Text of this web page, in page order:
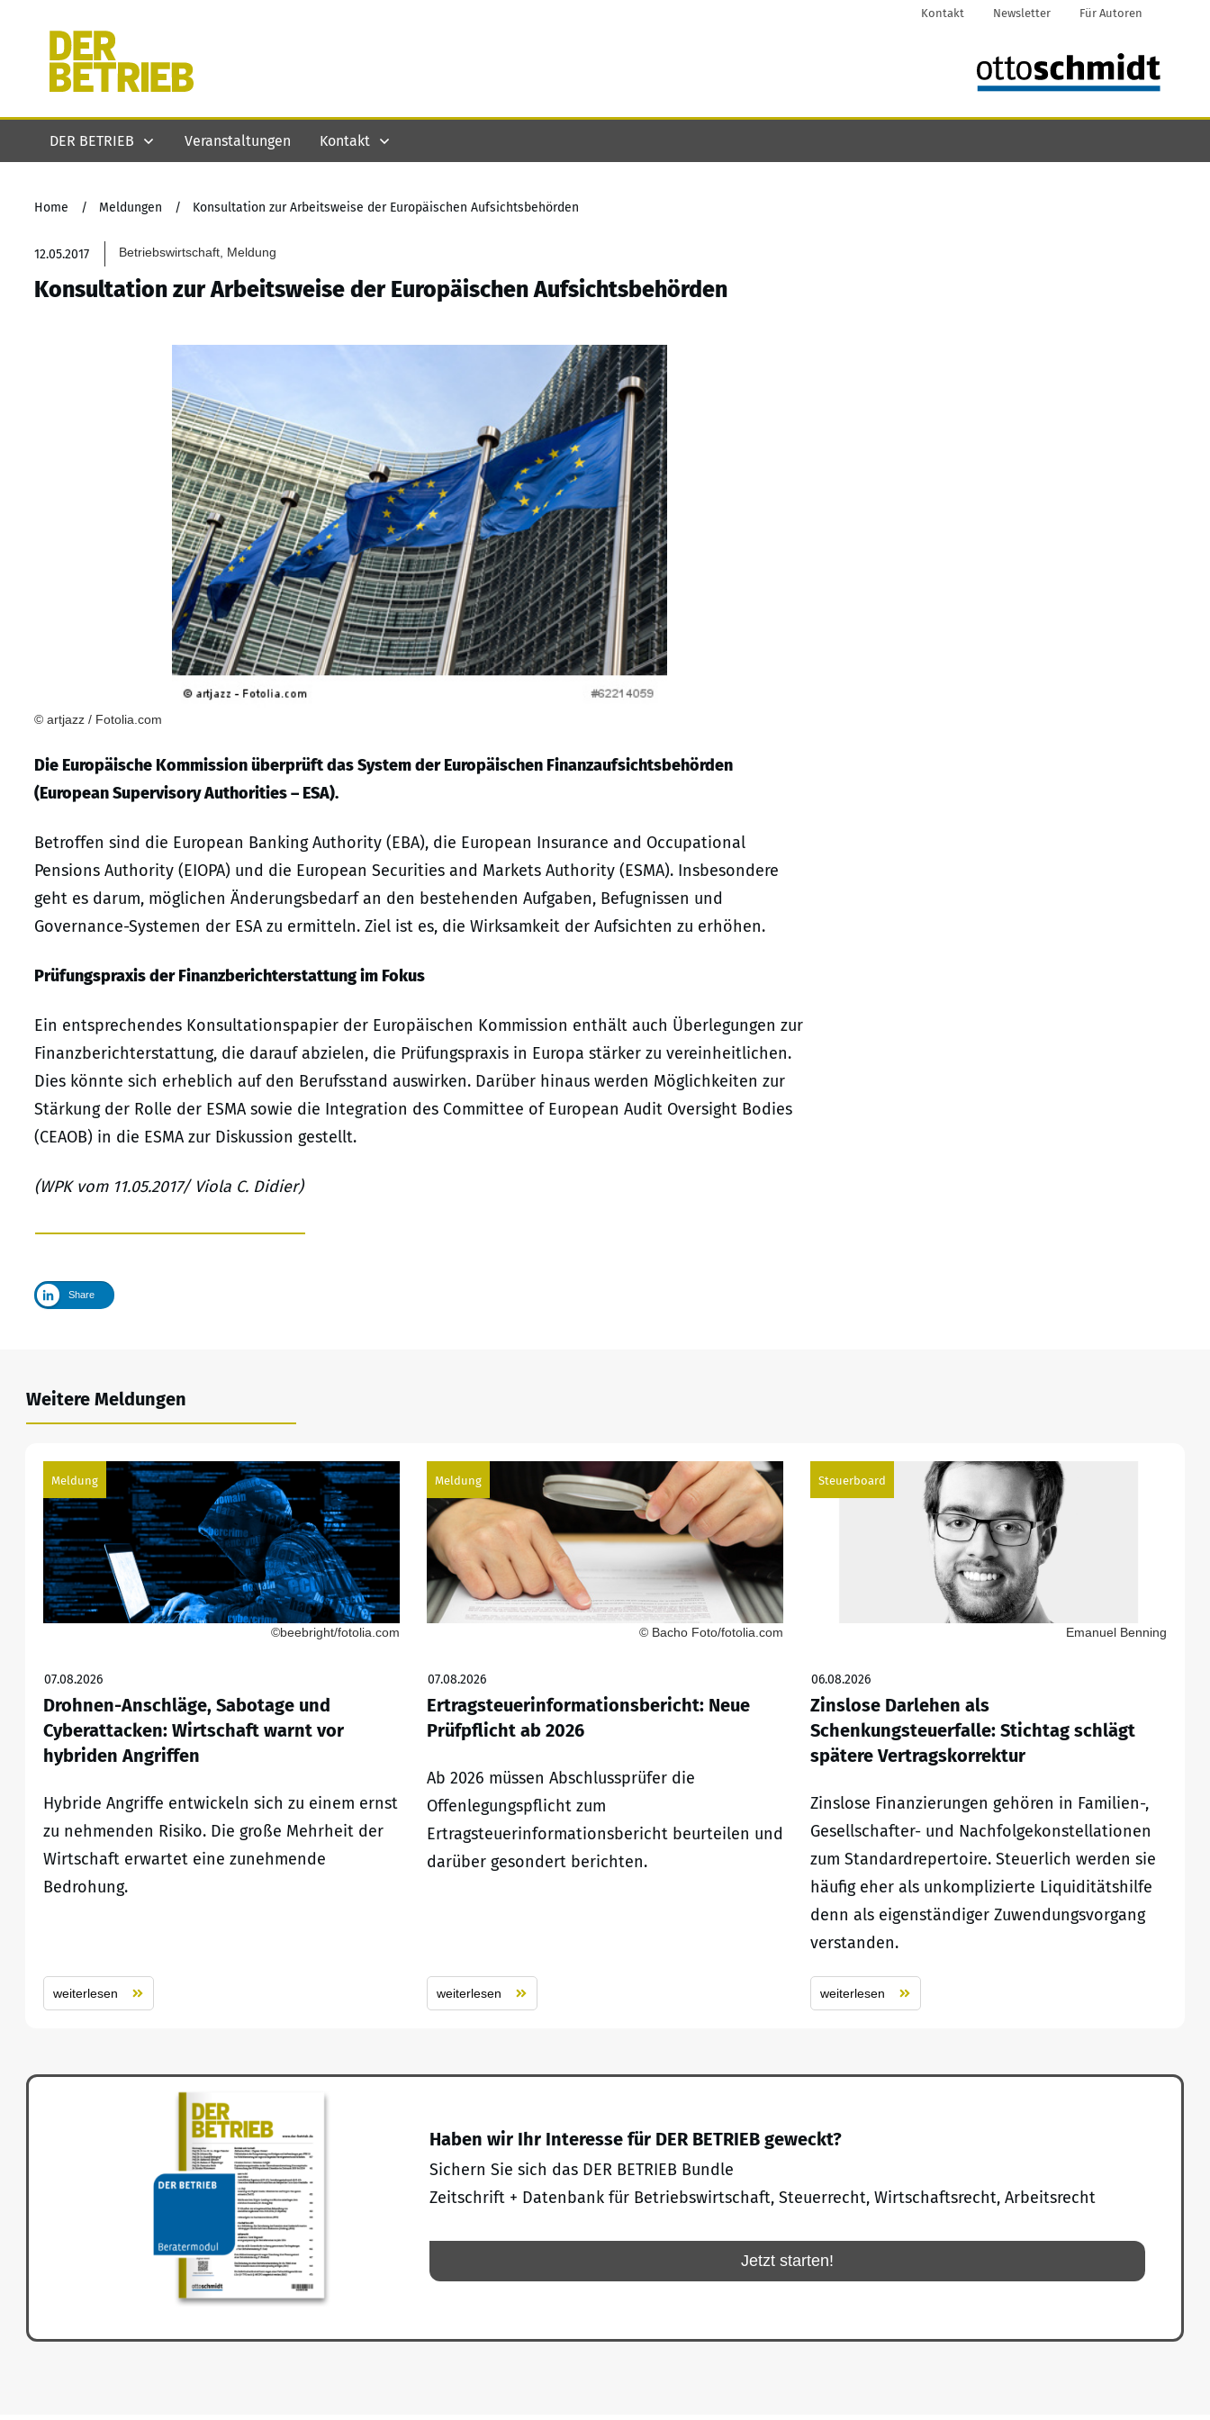
Kontakt Newsletter Für Autoren
DER BETRIEB Veranstaltungen Kontakt
Home / Meldungen / Konsultation zur Arbeitsweise der Europäischen Aufsichtsbehörden
12.05.2017 Betriebswirtschaft, Meldung
Konsultation zur Arbeitsweise der Europäischen Aufsichtsbehörden
© artjazz / Fotolia.com
Die Europäische Kommission überprüft das System der Europäischen Finanzaufsichtsbehörden
(European Supervisory Authorities – ESA).
Betroffen sind die European Banking Authority (EBA), die European Insurance and Occupational
Pensions Authority (EIOPA) und die European Securities and Markets Authority (ESMA). Insbesondere
geht es darum, möglichen Änderungsbedarf an den bestehenden Aufgaben, Befugnissen und
Governance-Systemen der ESA zu ermitteln. Ziel ist es, die Wirksamkeit der Aufsichten zu erhöhen.
Prüfungspraxis der Finanzberichterstattung im Fokus
Ein entsprechendes Konsultationspapier der Europäischen Kommission enthält auch Überlegungen zur
Finanzberichterstattung, die darauf abzielen, die Prüfungspraxis in Europa stärker zu vereinheitlichen.
Dies könnte sich erheblich auf den Berufsstand auswirken. Darüber hinaus werden Möglichkeiten zur
Stärkung der Rolle der ESMA sowie die Integration des Committee of European Audit Oversight Bodies
(CEAOB) in die ESMA zur Diskussion gestellt.
(WPK vom 11.05.2017/ Viola C. Didier)
Share
Weitere Meldungen
Meldung
©beebright/fotolia.com
07.08.2026
Drohnen-Anschläge, Sabotage und
Cyberattacken: Wirtschaft warnt vor
hybriden Angriffen
Hybride Angriffe entwickeln sich zu einem ernst
zu nehmenden Risiko. Die große Mehrheit der
Wirtschaft erwartet eine zunehmende
Bedrohung.
weiterlesen
Meldung
© Bacho Foto/fotolia.com
07.08.2026
Ertragsteuerinformationsbericht: Neue
Prüfpflicht ab 2026
Ab 2026 müssen Abschlussprüfer die
Offenlegungspflicht zum
Ertragsteuerinformationsbericht beurteilen und
darüber gesondert berichten.
weiterlesen
Steuerboard
Emanuel Benning
06.08.2026
Zinslose Darlehen als
Schenkungsteuerfalle: Stichtag schlägt
spätere Vertragskorrektur
Zinslose Finanzierungen gehören in Familien-,
Gesellschafter- und Nachfolgekonstellationen
zum Standardrepertoire. Steuerlich werden sie
häufig eher als unkomplizierte Liquiditätshilfe
denn als eigenständiger Zuwendungsvorgang
verstanden.
weiterlesen
Haben wir Ihr Interesse für DER BETRIEB geweckt?
Sichern Sie sich das DER BETRIEB Bundle
Zeitschrift + Datenbank für Betriebswirtschaft, Steuerrecht, Wirtschaftsrecht, Arbeitsrecht
Jetzt starten!